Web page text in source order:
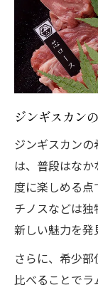
ジンギスカン
ジンギスカン
は、普段はな
度に楽しめる点
チノスなどは
新しい魅力を発
さらに、希少
比べることでラ